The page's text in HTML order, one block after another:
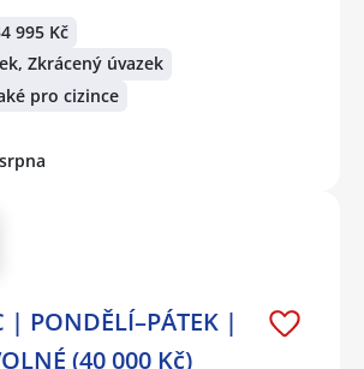
995 Kč
Zkrácený úvazek
pro cizince
| PONDĚLÍ–PÁTEK |
(40 000 Kč)